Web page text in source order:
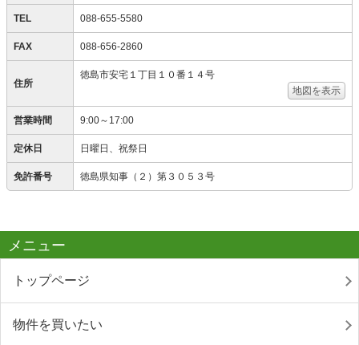
TEL 088-655-5580
FAX 088-656-2860
住所
徳島市安宅１丁目１０番１４号
地図を表示
営業時間 9:00～17:00
定休日 日曜日、祝祭日
免許番号 徳島県知事（２）第３０５３号
メニュー
トップページ
物件を買いたい